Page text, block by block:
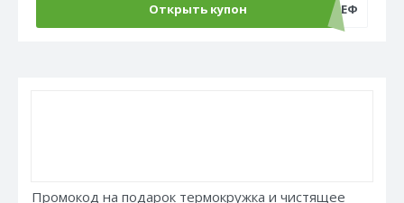
Открыть купон ШЕФ
Промокод на подарок термокружка и чистящее